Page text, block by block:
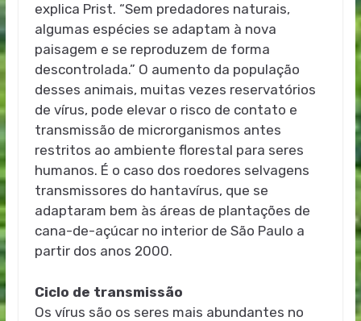
explica Prist. “Sem predadores naturais,
algumas espécies se adaptam à nova
paisagem e se reproduzem de forma
descontrolada.” O aumento da população
desses animais, muitas vezes reservatórios
de vírus, pode elevar o risco de contato e
transmissão de microrganismos antes
restritos ao ambiente florestal para seres
humanos. É o caso dos roedores selvagens
transmissores do hantavírus, que se
adaptaram bem às áreas de plantações de
cana-de-açúcar no interior de São Paulo a
partir dos anos 2000.
Ciclo de transmissão
Os vírus são os seres mais abundantes no